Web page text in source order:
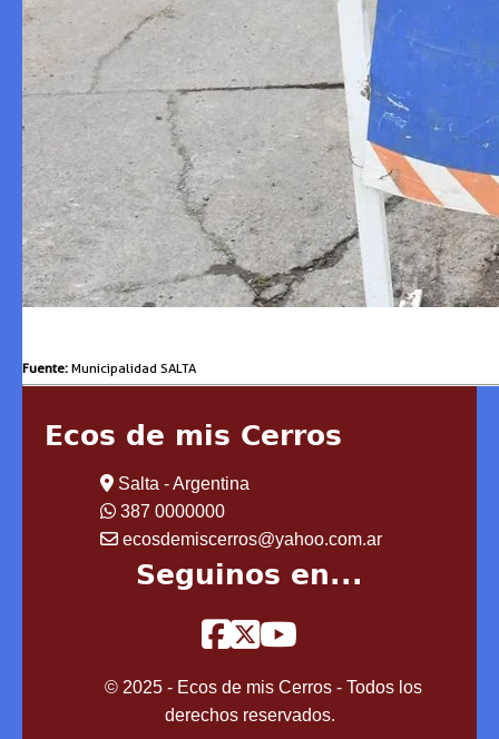
Fuente: Municipalidad SALTA
Ecos de mis Cerros
Salta - Argentina
387 0000000
ecosdemiscerros@yahoo.com.ar
Seguinos en...
© 2025 - Ecos de mis Cerros - Todos los
derechos reservados.